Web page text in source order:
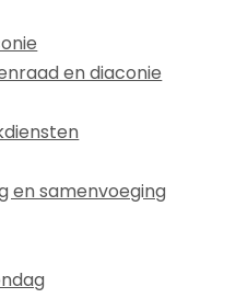
en diaconie
en samenvoeging